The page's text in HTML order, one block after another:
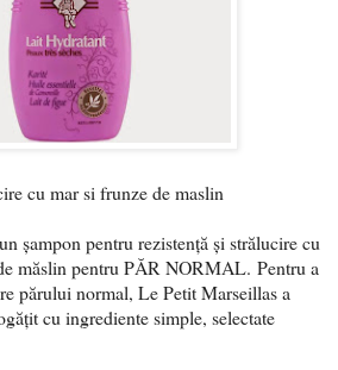
cu mar si frunze de maslin
șampon pentru rezistență și strălucire cu
măslin pentru PĂR NORMAL. Pentru a
părului normal, Le Petit Marseillas a
cu ingrediente simple, selectate